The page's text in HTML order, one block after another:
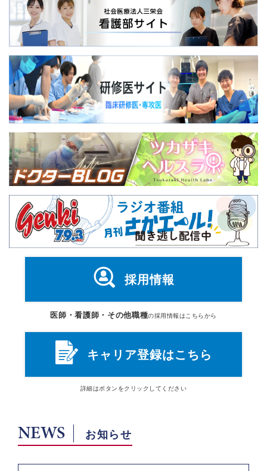
採用情報
医師・看護師・その他職種の採用情報はこちらから
キャリア登録はこちら
詳細はボタン をクリックしてください
NEWS お知らせ